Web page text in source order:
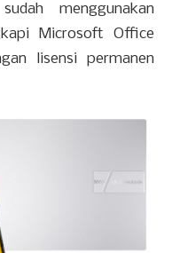
menggunakan
Microsoft Office
lisensi permanen